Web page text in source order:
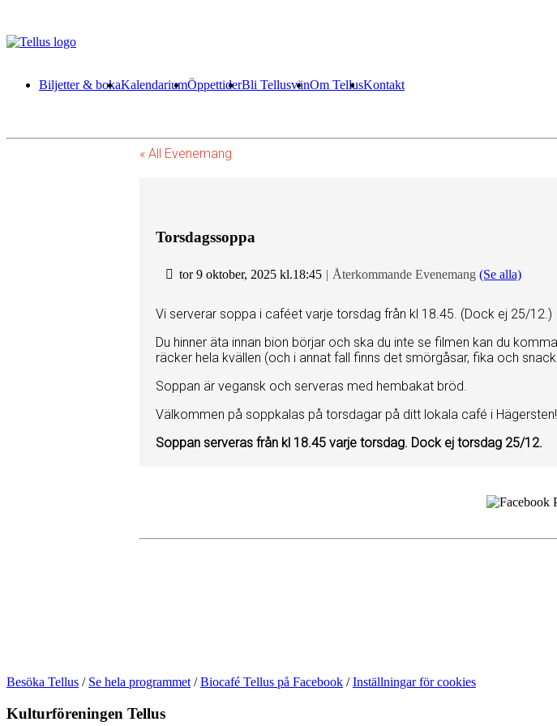
Biljetter & bokaKalendariumÖppettiderBli TellusvänOm TellusKontakt
« All Evenemang
Torsdagssoppa
tor 9 oktober, 2025 kl.18:45 | Återkommande Evenemang (Se alla)
Vi serverar soppa i caféet varje torsdag från kl 18.45. (Dock ej 25/12.)
Du hinner äta innan bion börjar och ska du inte se filmen kan du
räcker hela kvällen (och i annat fall finns det smörgåsar, fika och
Soppan är vegansk och serveras med hembakat bröd.
Välkommen på soppkalas på torsdagar på ditt lokala café i Hägersten!
Soppan serveras från kl 18.45 varje torsdag. Dock ej torsdag 25/12.
Besöka Tellus / Se hela programmet /Biocafé Tellus på Facebook /Inställningar för cookies
Kulturföreningen Tellus